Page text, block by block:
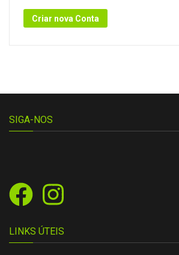
Criar nova Conta
SIGA-NOS
LINKS ÚTEIS